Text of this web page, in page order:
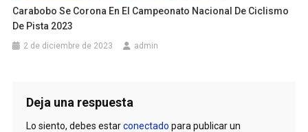
Carabobo Se Corona En El Campeonato Nacional De Ciclismo
De Pista 2023
2 de diciembre de 2023 admin
Deja una respuesta
Lo siento, debes estarconectado para publicar un